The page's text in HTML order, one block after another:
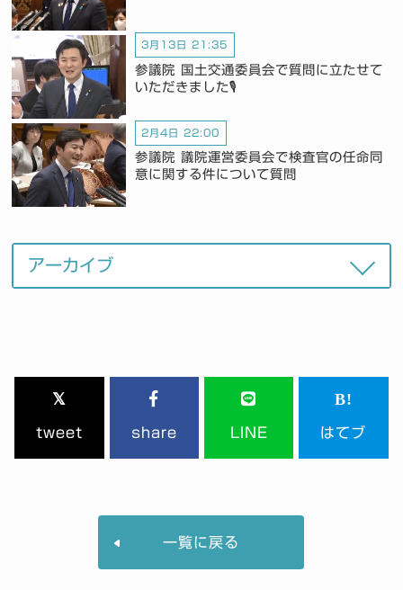
3月13日 21:35
参議院 国土交通委員会で質問に立たせて
いただきました🎙️
2月4日 22:00
参議院 議院運営委員会で検査官の任命同
意に関する件について質問
tweet share LINE はてブ
一覧に戻る